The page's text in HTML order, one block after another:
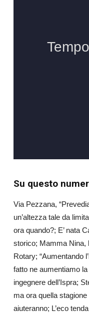
Su questo
Via Pezzana,
un’altezza tale da
ora quando?; E’ nata
storico; Mamma Nina,
Rotary; “Aumentando
fatto ne aumentiamo
ingegnere dell’Ispra;
ma ora quella
aiuteranno; L’eco